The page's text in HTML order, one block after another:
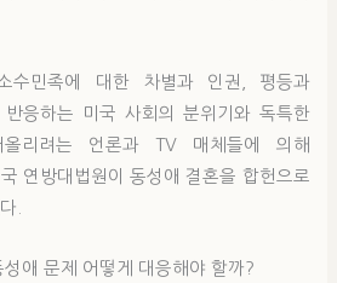
수민족에 대한 차별과 인권, 평등과
반응하는 미국 사회의 분위기와 독특한
올리려는 언론과 TV 매체들에 의해
연방대법원이 동성애 결혼을 합헌으로
.
애 문제 어떻게 대응해야 할까?